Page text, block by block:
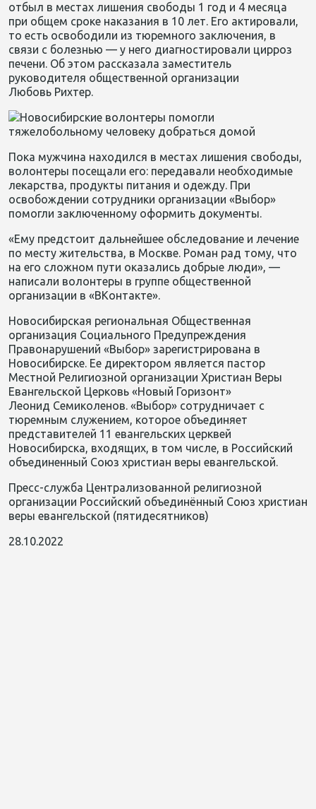
отбыл в местах лишения свободы 1 год и 4 месяца
при общем сроке наказания в 10 лет. Его актировали,
то есть освободили из тюремного заключения, в
связи с болезнью — у него диагностировали цирроз
печени. Об этом рассказала заместитель
руководителя общественной организации
Любовь Рихтер.
Пока мужчина находился в местах лишения свободы,
волонтеры посещали его: передавали необходимые
лекарства, продукты питания и одежду. При
освобождении сотрудники организации «Выбор»
помогли заключенному оформить документы.
«Ему предстоит дальнейшее обследование и лечение
по месту жительства, в Москве. Роман рад тому, что
на его сложном пути оказались добрые люди», —
написали волонтеры в группе общественной
организации в «ВКонтакте».
Новосибирская региональная Общественная
организация Социального Предупреждения
Правонарушений «Выбор» зарегистрирована в
Новосибирске. Ее директором является пастор
Местной Религиозной организации Христиан Веры
Евангельской Церковь «Новый Горизонт»
Леонид Семиколенов. «Выбор» сотрудничает с
тюремным служением, которое объединяет
представителей 11 евангельских церквей
Новосибирска, входящих, в том числе, в Российский
объединенный Союз христиан веры евангельской.
Пресс-служба Централизованной религиозной
организации Российский объединённый Союз христиан
веры евангельской (пятидесятников)
28.10.2022